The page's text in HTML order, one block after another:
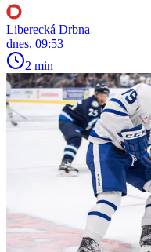
Liberecká Drbna
dnes, 09:53
2 min